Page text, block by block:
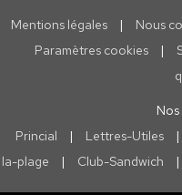
Mentions légales | Nous
Paramètres cookies
|
Nos
Princial
| Lettres-Utiles |
la-plage
| Club-Sandwich |